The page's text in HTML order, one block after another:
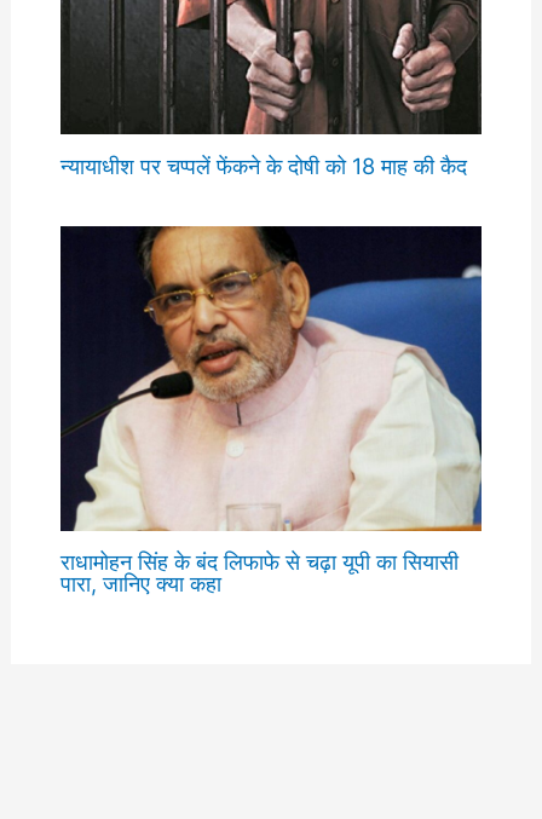
न्यायाधीश पर चप्पलें फेंकने के दोषी को 18 माह की कैद
राधामोहन सिंह के बंद लिफाफे से चढ़ा यूपी का सियासी
पारा, जानिए क्या कहा